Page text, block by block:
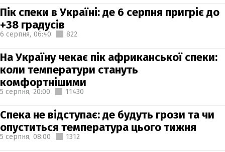
Пік спеки в Україні: де 6 серпня пригріє до
+38 градусів
6 серпня, 06:40 822
На Україну чекає пік африканської спеки:
коли температури стануть
комфортнішими
5 серпня, 20:00 11430
Спека не відступає: де будуть грози та чи
опуститься температура цього тижня
5 серпня, 08:00 1312